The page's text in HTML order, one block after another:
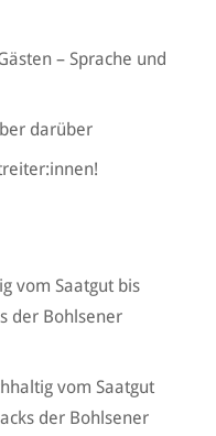
– Sprache und
darüber
vom Saatgut bis
der Bohlsener
vom Saatgut
der Bohlsener